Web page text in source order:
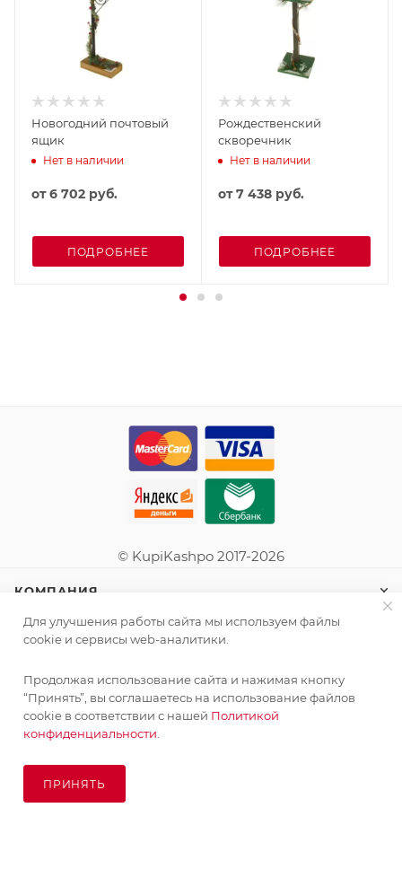
Новогодний почтовый
ящик
Нет в наличии
от6 702 руб.
ПОДРОБНЕЕ
Рождественский
скворечник
Нет в наличии
от7 438 руб.
ПОДРОБНЕЕ
© KupiKashpo 2017-2026
КОМПАНИЯ
ИНФОРМАЦИЯ
ПОМОЩЬ
ПОДПИСАТЬСЯ НА РАССЫЛКУ
Для улучшения работы сайта мы используем файлы
cookie и сервисы web-аналитики.
Продолжая использование сайта и нажимая кнопку
“Принять”, вы соглашаетесь на использование файлов
cookie в соответствии с нашей Политикой
конфиденциальности.
ПРИНЯТЬ